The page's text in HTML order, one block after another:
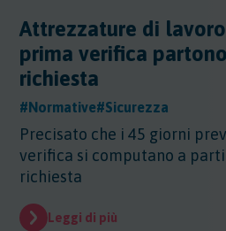
Regioni - Veneto
Attrezzature di
prima verifica
richiesta
#Normative#Sicurezza
Precisato che i 45 giorni
verifica si computano a
richiesta
Leggi di più